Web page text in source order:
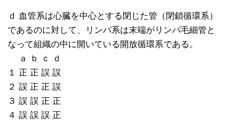
ｄ 血管系は心臓を中心とする閉じた管（閉鎖循環系）
であるのに対して、リンパ系は末端がリンパ毛細管と
なって組織の中に開いている開放循環系である。
ａ ｂ ｃ ｄ
１ 正 正 誤 誤
２ 誤 正 正 誤
３ 誤 誤 正 正
４ 誤 誤 誤 正